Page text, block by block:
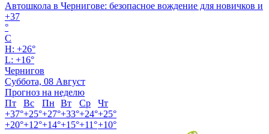
Автошкола в Чернигове: безопасное вождение для новичков и
+37
°
C
H: +26°
L: +16°
Чернигов
Суббота, 08 Август
Прогноз на неделю
Пт
Вс Пн Вт Ср
Чт
+37°+25°+27°+33°+24°+25°
+20°+12°+14°+15°+11°+10°